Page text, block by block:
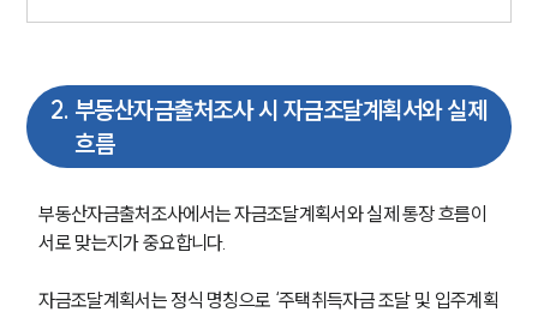
2. 부동산자금출처조사 시 자금조달계획서와 실제
흐름
부동산자금출처조사에서는 자금조달계획서와 실제 통장 흐름이
서로 맞는지가 중요합니다.
자금조달계획서는 정식 명칭으로 ‘주택취득자금 조달 및 입주계획